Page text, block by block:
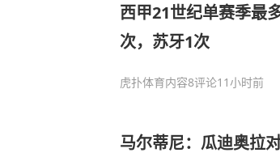
西甲21世纪单赛季最
次，苏牙1次
虎扑体育内容8评论11小时前
马尔蒂尼：瓜迪奥拉